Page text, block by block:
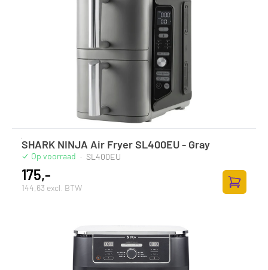
SHARK NINJA Air Fryer SL400EU - Gray
Op voorraad · SL400EU
175,-
144,63 excl. BTW